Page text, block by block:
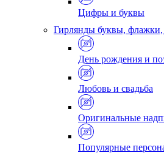
Цифры и буквы
Гирлянды буквы,
День рождения и
Любовь и свадьба
Оригинальные
Популярные